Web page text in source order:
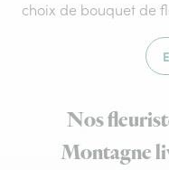
choix de bouquet de
Nos
Montagne